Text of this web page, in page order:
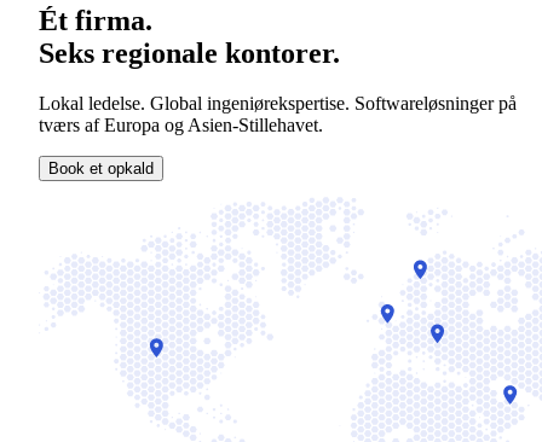
Ét firma.
Seks regionale kontorer.
Lokal ledelse. Global ingeniørekspertise. Softwareløsninger på
tværs af Europa og Asien-Stillehavet.
Book et opkald